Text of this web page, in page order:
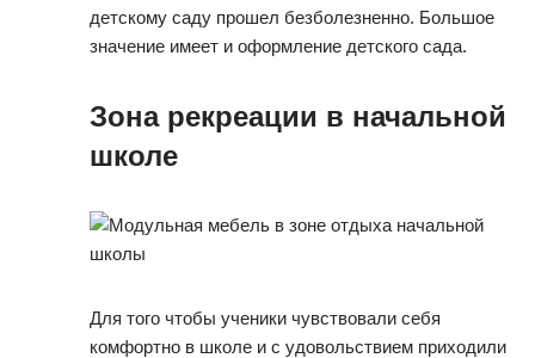
детскому саду прошел безболезненно. Большое
значение имеет и оформление детского сада.
Зона рекреации в начальной
школе
Для того чтобы ученики чувствовали себя
комфортно в школе и с удовольствием приходили